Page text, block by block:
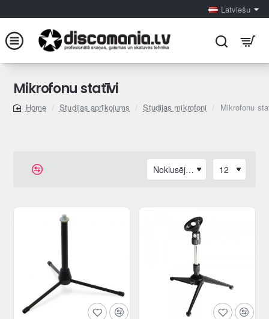
Latviešu
Mikrofonu statīvi
home
Studijas aprīkojums Studijas mikrofoni Mikrofonu